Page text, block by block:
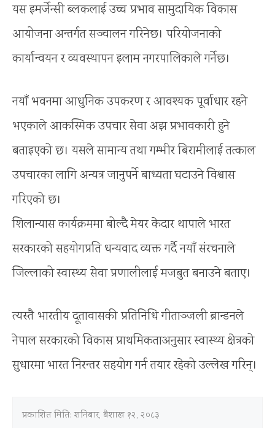
यस इमर्जेन्सी ब्लकलाई उच्च प्रभाव सामुदायिक विकास
आयोजना अन्तर्गत सञ्चालन गरिनेछ। परियोजनाको
कार्यान्वयन र व्यवस्थापन इलाम नगरपालिकाले गर्नेछ।
नयाँ भवनमा आधुनिक उपकरण र आवश्यक पूर्वाधार रहने
भएकाले आकस्मिक उपचार सेवा अझ प्रभावकारी हुने
बताइएको छ। यसले सामान्य तथा गम्भीर बिरामीलाई तत्काल
उपचारका लागि अन्यत्र जानुपर्ने बाध्यता घटाउने विश्वास
गरिएको छ।
शिलान्यास कार्यक्रममा बोल्दै मेयर केदार थापाले भारत
सरकारको सहयोगप्रति धन्यवाद व्यक्त गर्दै नयाँ संरचनाले
जिल्लाको स्वास्थ्य सेवा प्रणालीलाई मजबुत बनाउने बताए।
त्यस्तै भारतीय दूतावासकी प्रतिनिधि गीताञ्जली ब्रान्डनले
नेपाल सरकारको विकास प्राथमिकताअनुसार स्वास्थ्य क्षेत्रको
सुधारमा भारत निरन्तर सहयोग गर्न तयार रहेको उल्लेख गरिन्।
प्रकाशित मिति:शनिबार, बैशाख १२, २०८३